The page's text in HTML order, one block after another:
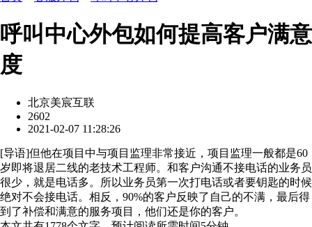
呼叫中心外包如何提高客户满意
度
北京美宸互联
2602
2021-02-07 11:28:26
[导语]但他在项目中与项目监理非常接近，项目监理一般都是60
岁即将退居二线的老技术工程师。和客户沟通不接电话的业务员
很少，就是电话多。所以业务员第一次打电话或者要钥匙的时候
绝对不会接电话。相反，90%的客户反映了自己的不满，最后得
到了补偿和满意的服务项目，他们还是你的客户。